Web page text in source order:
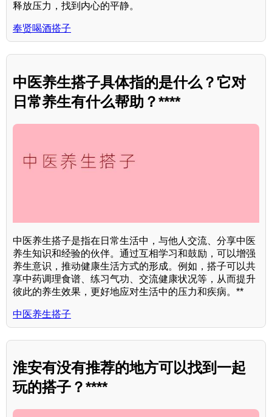
释放压力，找到内心的平静。
奉贤喝酒搭子
中医养生搭子具体指的是什么？它对
日常养生有什么帮助？****
中医养生搭子是指在日常生活中，与他人交流、分享中医
养生知识和经验的伙伴。通过互相学习和鼓励，可以增强
养生意识，推动健康生活方式的形成。例如，搭子可以共
享中药调理食谱、练习气功、交流健康状况等，从而提升
彼此的养生效果，更好地应对生活中的压力和疾病。**
中医养生搭子
淮安有没有推荐的地方可以找到一起
玩的搭子？****